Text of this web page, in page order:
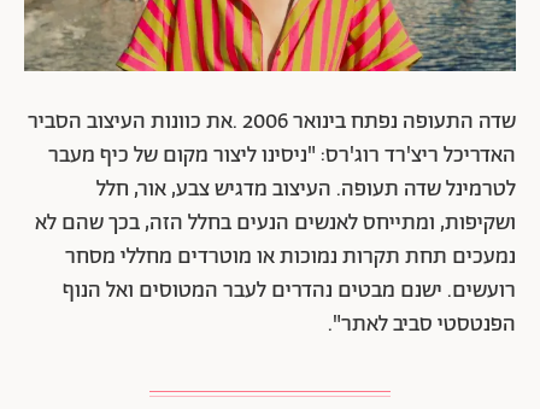
שדה התעופה נפתח בינואר 2006 .את כוונות העיצוב הסביר
האדריכל ריצ'רד רוג'רס: "ניסינו ליצור מקום של כיף מעבר
לטרמינל שדה תעופה. העיצוב מדגיש צבע, אור, חלל
ושקיפות, ומתייחס לאנשים הנעים בחלל הזה, בכך שהם לא
נמעכים תחת תקרות נמוכות או מוטרדים מחללי מסחר
רועשים. ישנם מבטים נהדרים לעבר המטוסים ואל הנוף
הפנטסטי סביב לאתר".